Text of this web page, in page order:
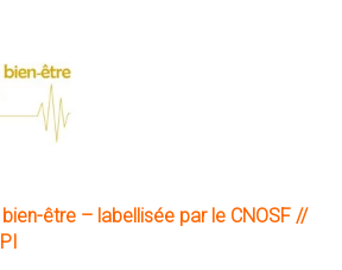
être – labellisée par le CNOSF //